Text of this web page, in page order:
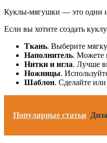
Куклы-мягушки — это одни
Если вы хотите создать
Ткань. Выберите
Наполнитель. Можете
Нитки и игла. Лучше
Ножницы.
Шаблон. Сделайте
Популярные статьи